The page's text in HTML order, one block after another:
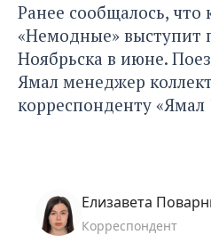
Ранее сообщалось, что
«Немодные» выступит
Ноябрьска в июне.
Ямал менеджер
корреспонденту «Ямал
Елизавета
Корреспондент